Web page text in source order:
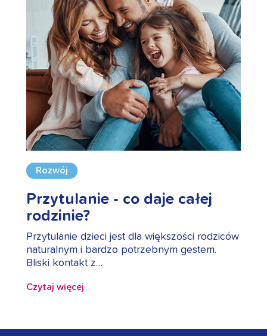
Rozwój
Przytulanie - co daje całej
rodzinie?
Przytulanie dzieci jest dla większości rodziców
naturalnym i bardzo potrzebnym gestem.
Bliski kontakt z…
Czytaj więcej